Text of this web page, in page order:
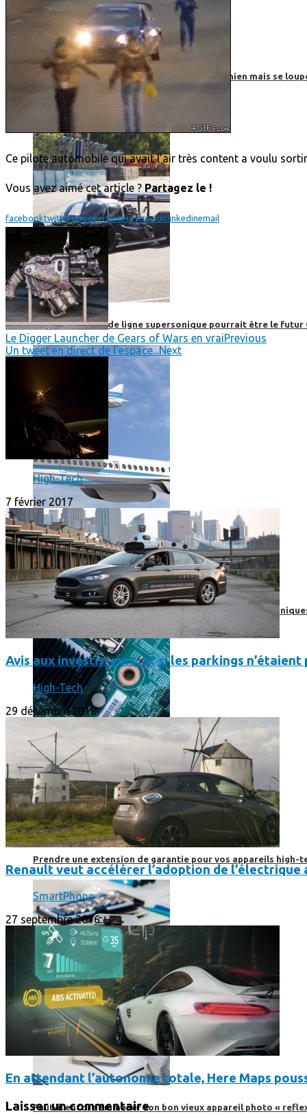
Roborace : une voiture autonome évite un chien mais se
Boom, cet avion de ligne supersonique pourrait être le futur
High-Tech
High-Tech
Les circuits imprimés, le coeur de nos appareils
Prendre une extension de garantie pour vos appareils high-
Faut-il encore emmener son bon vieux appareil photo «
Ce pilote automobile qui avait l’air très content a voulu
Vous avez aimé cet article ? Partagez le !
facebooktwittergoogle+pinterestredditlinkedinemail
Le Digger Launcher de Gears of Wars en vraiPrevious
Un tweet en direct de l'espace...Next
High-Tech
7 février 2017
Avis aux investisseurs, et si les parkings
High-Tech
29 décembre 2016
Renault veut accélérer l’adoption de l’électrique
SmartPhone
27 septembre 2016
En attendant l’autonomie totale, Here Maps
Laisser un commentaire